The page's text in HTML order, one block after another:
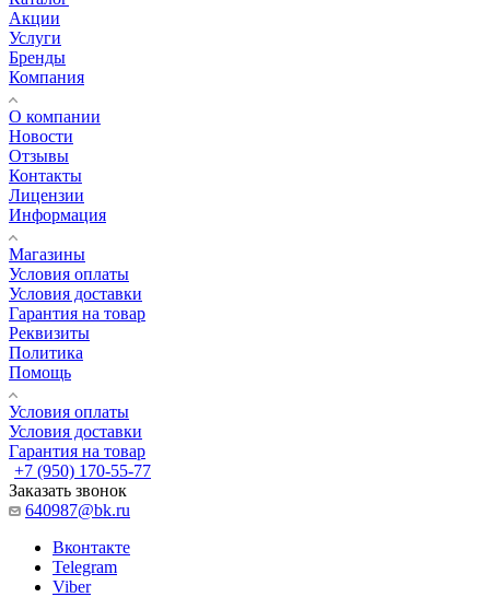
Акции
Услуги
Бренды
Компания
О компании
Новости
Отзывы
Контакты
Лицензии
Информация
Магазины
Условия оплаты
Условия доставки
Гарантия на товар
Реквизиты
Политика
Помощь
Условия оплаты
Условия доставки
Гарантия на товар
+7 (950) 170-55-77
Заказать звонок
640987@bk.ru
Вконтакте
Telegram
Viber